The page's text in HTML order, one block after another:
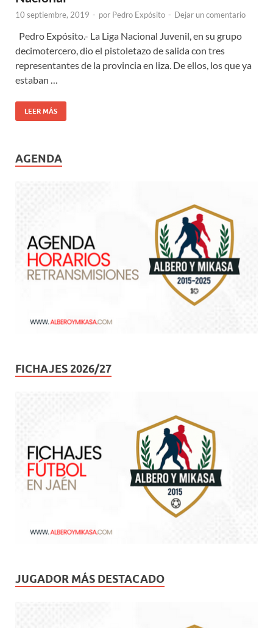
10 septiembre, 2019 - por Pedro Expósito - Dejar un comentario
Pedro Expósito.- La Liga Nacional Juvenil, en su grupo
decimotercero, dio el pistoletazo de salida con tres
representantes de la provincia en liza. De ellos, los que ya
estaban …
LEER MÁS
AGENDA
FICHAJES 2026/27
JUGADOR MÁS DESTACADO